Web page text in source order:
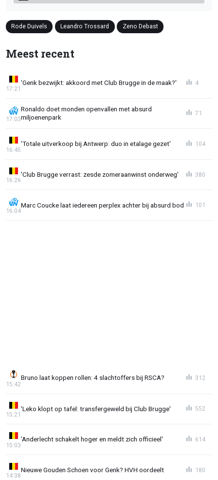
Rode Duivels Leandro Trossard Zeno Debast
Meest recent
'Genk bezwijkt: akkoord met Club Brugge in de maak?'
17:21
4
Ronaldo doet monden openvallen met absurd
miljoenenpark
17:03
71
'Totale uitverkoop bij Antwerp: duo in etalage gezet'
16:45
104
'Club Brugge verrast: zesde zomeraanwinst onderweg'
16:26
380
Marc Coucke laat iedereen perplex achter bij absurd bod
16:04
101
Bruno laat koppen rollen: 4 slachtoffers bij RSCA?
15:42
312
'Leko klopt op tafel: transfergeweld bij Club Brugge'
15:21
552
'Anderlecht schakelt hoger en meldt zich officieel'
15:03
614
Nieuwe Gouden Schoen voor Genk? HVH oordeelt
14:38
180